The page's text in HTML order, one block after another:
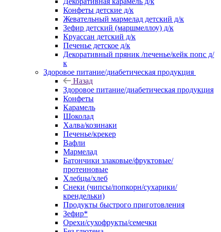
Конфеты детские д/к
Жевательный мармелад детский д/к
Зефир детский (маршмеллоу) д/к
Круассан детский д/к
Печенье детское д/к
Декоративный пряник /печенье/кейк попс д/
к
Здоровое питание/диабетическая продукция
Назад
Здоровое питание/диабетическая продукция
Конфеты
Карамель
Шоколад
Халва/козинаки
Печенье/крекер
Вафли
Мармелад
Батончики злаковые/фруктовые/
протеиновые
Хлебцы/хлеб
Снеки (чипсы/попкорн/сухарики/
крендельки)
Продукты быстрого приготовления
Зефир*
Орехи/сухофрукты/семечки